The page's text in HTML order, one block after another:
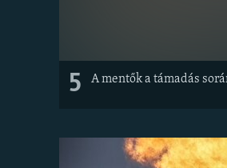
5 A mentők a támadás